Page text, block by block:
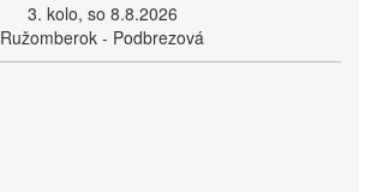
3. kolo, so 8.8.2026
Ružomberok - Podbrezová